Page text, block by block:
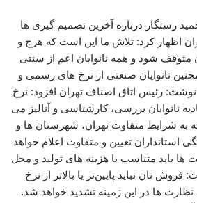
رستگار درباره آخرین تصمیم گیری ها
اظهار کرد: تلاش ما این است که هرج‌ و
متوقف شود و همه نانوایان اعم از سنتی
نانوایان صنعتی از نرخ‌ های رسمی و
نوشت: رئیس اتاق اصناف تهران افزود: نرخ
نانوایان بررسی، کارشناسی و آنالیز می
به شرایط متفاوت تهران، شهرستان‌ ها و
استانداران تعیین و متفاوت اعلام خواهد
ها باید متناسب با هزینه‌ های تولید و محل
نان نباید پایین‌تر یا بالاتر از نرخ
نظارت‌ ها در این زمینه تشدید خواهد شد.